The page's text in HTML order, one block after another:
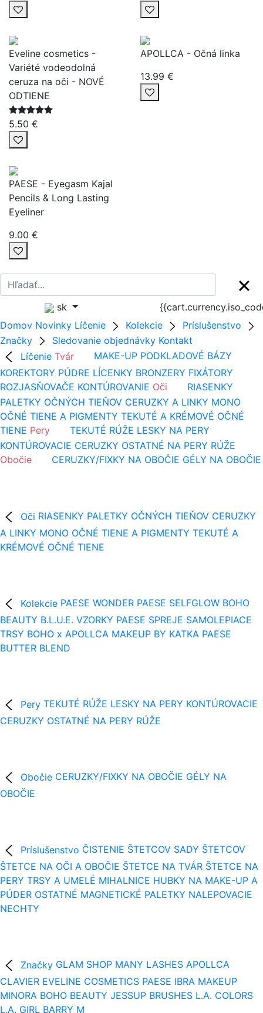
Eveline cosmetics -
Variété vodeodolná
ceruza na oči - NOVÉ
ODTIENE
5.50 €
APOLLCA - Očná linka
13.99 €
PAESE - Eyegasm Kajal
Pencils & Long Lasting
Eyeliner
9.00 €
sk
Domov Novinky Líčenie Kolekcie
Príslušenstvo
Značky
Sledovanie objednávky Kontakt
Líčenie Tvár MAKE-UP PODKLADOVÉ BÁZY
KOREKTORY PÚDRE LÍCENKY BRONZERY FIXÁTORY
ROZJASŇOVAČE KONTÚROVANIE Oči
RIASENKY
PALETKY OČNÝCH TIEŇOV CERUZKY A LINKY MONO
OČNÉ TIENE A PIGMENTY TEKUTÉ A KRÉMOVÉ OČNÉ
TIENE Pery TEKUTÉ RÚŽE LESKY NA PERY
KONTÚROVACIE CERUZKY OSTATNÉ NA PERY RÚŽE
Obočie
CERUZKY/FIXKY NA OBOČIE GÉLY NA OBOČIE
Oči RIASENKY PALETKY OČNÝCH TIEŇOV CERUZKY
A LINKY MONO OČNÉ TIENE A PIGMENTY TEKUTÉ A
KRÉMOVÉ OČNÉ TIENE
Kolekcie PAESE WONDER PAESE SELFGLOW BOHO
BEAUTY B.L.U.E. VZORKY PAESE SPREJE SAMOLEPIACE
TRSY BOHO x APOLLCA MAKEUP BY KATKA PAESE
BUTTER BLEND
Pery TEKUTÉ RÚŽE LESKY NA PERY KONTÚROVACIE
CERUZKY OSTATNÉ NA PERY RÚŽE
Obočie CERUZKY/FIXKY NA OBOČIE GÉLY NA
OBOČIE
Príslušenstvo ČISTENIE ŠTETCOV SADY ŠTETCOV
ŠTETCE NA OČI A OBOČIE ŠTETCE NA TVÁR ŠTETCE NA
PERY TRSY A UMELÉ MIHALNICE HUBKY NA MAKE-UP A
PÚDER OSTATNÉ MAGNETICKÉ PALETKY NALEPOVACIE
NECHTY
Značky GLAM SHOP MANY LASHES APOLLCA
CLAVIER EVELINE COSMETICS PAESE IBRA MAKEUP
MINORA BOHO BEAUTY JESSUP BRUSHES L.A. COLORS
L.A. GIRL BARRY M